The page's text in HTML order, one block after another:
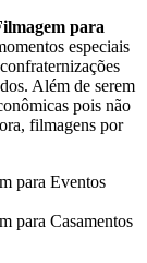
para
especiais
Além de serem
pois não
filmagens por